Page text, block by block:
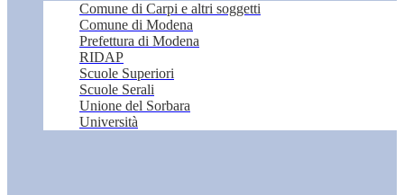
Comune di Carpi e altri soggetti
Comune di Modena
Prefettura di Modena
RIDAP
Scuole Superiori
Scuole Serali
Unione del Sorbara
Università